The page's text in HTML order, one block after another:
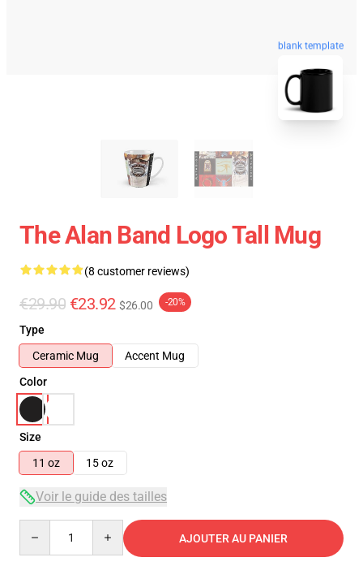
blank template
The Alan Band Logo Tall Mug
(8 customer reviews)
€29.90 €23.92 $26.00 -20%
Type
Ceramic Mug
Accent Mug
Color
Size
11 oz
15 oz
Voir le guide des tailles
AJOUTER AU PANIER